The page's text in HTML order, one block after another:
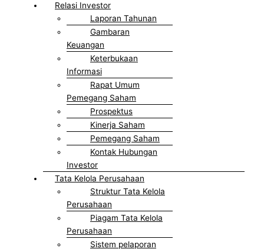
Relasi Investor
Laporan Tahunan
Gambaran
Keuangan
Keterbukaan
Informasi
Rapat Umum
Pemegang Saham
Prospektus
Kinerja Saham
Pemegang Saham
Kontak Hubungan
Investor
Tata Kelola Perusahaan
Struktur Tata Kelola
Perusahaan
Piagam Tata Kelola
Perusahaan
Sistem pelaporan